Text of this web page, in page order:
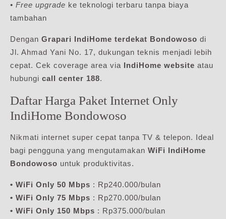
• Free upgrade ke teknologi terbaru tanpa biaya
tambahan
Dengan Grapari IndiHome terdekat Bondowoso di
Jl. Ahmad Yani No. 17, dukungan teknis menjadi lebih
cepat. Cek coverage area via IndiHome website atau
hubungi call center 188.
Daftar Harga Paket Internet Only
IndiHome Bondowoso
Nikmati internet super cepat tanpa TV & telepon. Ideal
bagi pengguna yang mengutamakan WiFi IndiHome
Bondowoso untuk produktivitas.
• WiFi Only 50 Mbps : Rp240.000/bulan
• WiFi Only 75 Mbps : Rp270.000/bulan
• WiFi Only 150 Mbps : Rp375.000/bulan